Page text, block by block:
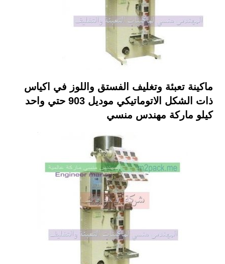
ماكينة تعبئة وتغليف الفستق واللوز في اكياس
ذات الشكل الاتوماتيكي موديل 903 حتي واحد
كيلو ماركة مهندس منسي